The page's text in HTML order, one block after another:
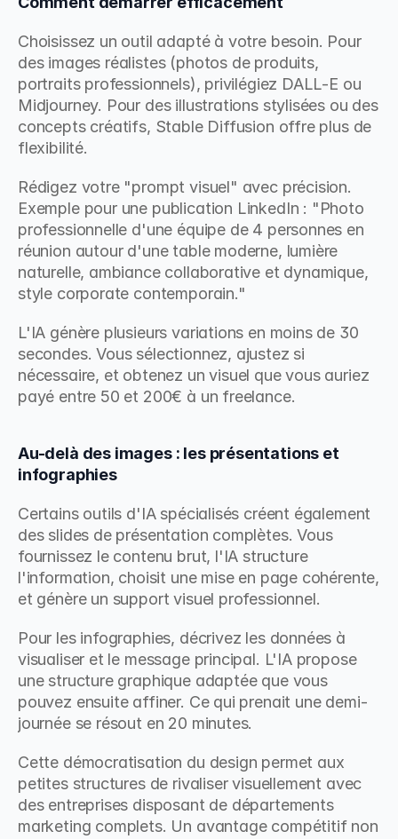
Choisissez un outil adapté à votre besoin. Pour
des images réalistes (photos de produits,
portraits professionnels), privilégiez DALL-E ou
Midjourney. Pour des illustrations stylisées ou des
concepts créatifs, Stable Diffusion offre plus de
flexibilité.
Rédigez votre "prompt visuel" avec précision.
Exemple pour une publication LinkedIn : "Photo
professionnelle d'une équipe de 4 personnes en
réunion autour d'une table moderne, lumière
naturelle, ambiance collaborative et dynamique,
style corporate contemporain."
L'IA génère plusieurs variations en moins de 30
secondes. Vous sélectionnez, ajustez si
nécessaire, et obtenez un visuel que vous auriez
payé entre 50 et 200€ à un freelance.
Au-delà des images : les présentations et
infographies
Certains outils d'IA spécialisés créent également
des slides de présentation complètes. Vous
fournissez le contenu brut, l'IA structure
l'information, choisit une mise en page cohérente,
et génère un support visuel professionnel.
Pour les infographies, décrivez les données à
visualiser et le message principal. L'IA propose
une structure graphique adaptée que vous
pouvez ensuite affiner. Ce qui prenait une demi-
journée se résout en 20 minutes.
Cette démocratisation du design permet aux
petites structures de rivaliser visuellement avec
des entreprises disposant de départements
marketing complets. Un avantage compétitif non